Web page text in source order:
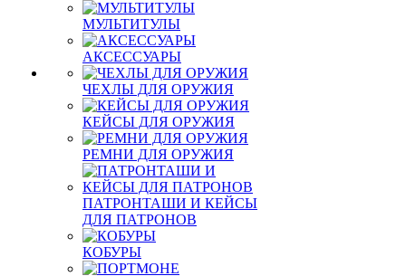
МУЛЬТИТУЛЫ
АКСЕССУАРЫ
ЧЕХЛЫ ДЛЯ ОРУЖИЯ
КЕЙСЫ ДЛЯ ОРУЖИЯ
РЕМНИ ДЛЯ ОРУЖИЯ
ПАТРОНТАШИ И КЕЙСЫ
ДЛЯ ПАТРОНОВ
КОБУРЫ